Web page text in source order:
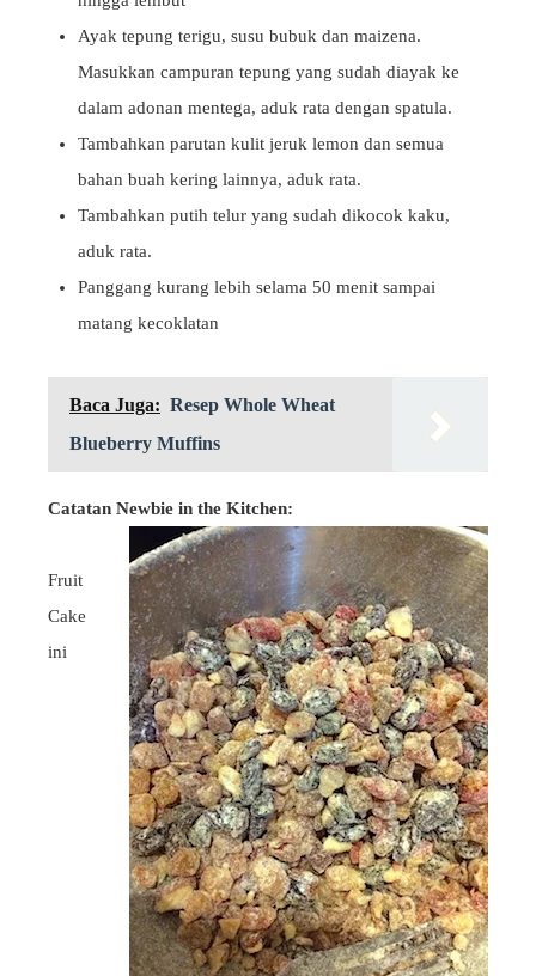
Ayak tepung terigu, susu bubuk dan maizena.
Masukkan campuran tepung yang sudah diayak ke
dalam adonan mentega, aduk rata dengan spatula.
Tambahkan parutan kulit jeruk lemon dan semua
bahan buah kering lainnya, aduk rata.
Tambahkan putih telur yang sudah dikocok kaku,
aduk rata.
Panggang kurang lebih selama 50 menit sampai
matang kecoklatan
Baca Juga: Resep Whole Wheat
Blueberry Muffins
Catatan Newbie in the Kitchen:
Fruit
Cake
ini